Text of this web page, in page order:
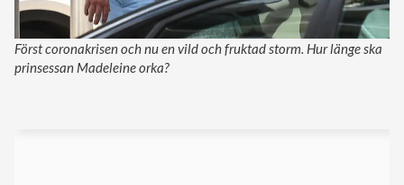
Först coronakrisen och nu en vild och fruktad storm. Hur länge ska
prinsessan Madeleine orka?